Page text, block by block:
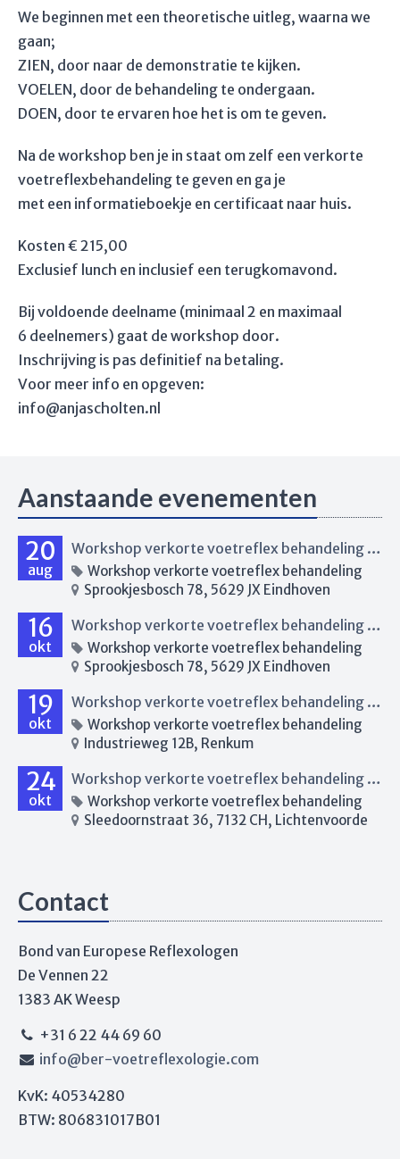
We beginnen met een theoretische uitleg, waarna we
gaan;
ZIEN, door naar de demonstratie te kijken.
VOELEN, door de behandeling te ondergaan.
DOEN, door te ervaren hoe het is om te geven.
Na de workshop ben je in staat om zelf een verkorte
voetreflexbehandeling te geven en ga je
met een informatieboekje en certificaat naar huis.
Kosten € 215,00
Exclusief lunch en inclusief een terugkomavond.
Bij voldoende deelname (minimaal 2 en maximaal
6 deelnemers) gaat de workshop door.
Inschrijving is pas definitief na betaling.
Voor meer info en opgeven:
info@anjascholten.nl
Aanstaande evenementen
20
aug
Workshop verkorte voetreflex behandeling Eindhoven
Workshop verkorte voetreflex behandeling
Sprookjesbosch 78, 5629 JX Eindhoven
16
okt
Workshop verkorte voetreflex behandeling Eindhoven
Workshop verkorte voetreflex behandeling
Sprookjesbosch 78, 5629 JX Eindhoven
19
okt
Workshop verkorte voetreflex behandeling Renkum
Workshop verkorte voetreflex behandeling
Industrieweg 12B, Renkum
24
okt
Workshop verkorte voetreflex behandeling Lichtenvoorde
Workshop verkorte voetreflex behandeling
Sleedoornstraat 36, 7132 CH, Lichtenvoorde
Contact
Bond van Europese Reflexologen
De Vennen 22
1383 AK Weesp
+31 6 22 44 69 60
info@ber-voetreflexologie.com
KvK: 40534280
BTW: 806831017B01